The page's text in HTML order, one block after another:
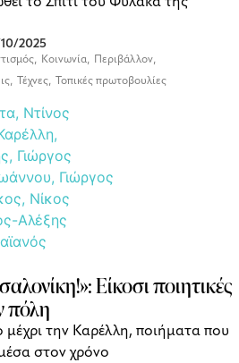
10/2025
Κοινωνία Περιβάλλον
Τέχνες Τοπικές πρωτοβουλίες
Είκοσι ποιητικές
πόλη
την Καρέλλη, ποιήματα που
στον χρόνο